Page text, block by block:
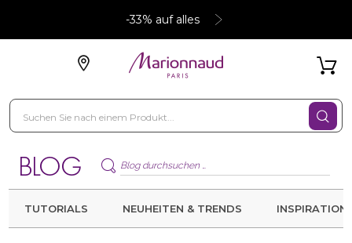
-33% auf alles
TUTORIALS NEUHEITEN & TRENDS INSPIRATION